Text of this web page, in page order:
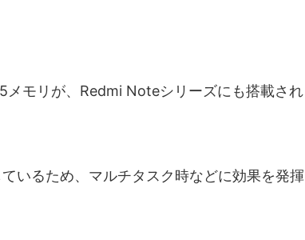
メモリが、Redmi Noteシリーズにも搭載され
いるため、マルチタスク時などに効果を発揮